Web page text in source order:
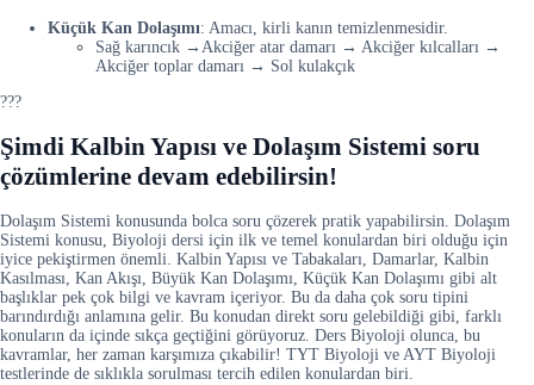
Küçük Kan Dolaşımı: Amacı, kirli kanın temizlenmesidir.
Sağ karıncık →Akciğer atar damarı → Akciğer kılcalları →
Akciğer toplar damarı → Sol kulakçık
???
Şimdi Kalbin Yapısı ve Dolaşım Sistemi soru
çözümlerine devam edebilirsin!
Dolaşım Sistemi konusunda bolca soru çözerek pratik yapabilirsin. Dolaşım
Sistemi konusu, Biyoloji dersi için ilk ve temel konulardan biri olduğu için
iyice pekiştirmen önemli. Kalbin Yapısı ve Tabakaları, Damarlar, Kalbin
Kasılması, Kan Akışı, Büyük Kan Dolaşımı, Küçük Kan Dolaşımı gibi alt
başlıklar pek çok bilgi ve kavram içeriyor. Bu da daha çok soru tipini
barındırdığı anlamına gelir. Bu konudan direkt soru gelebildiği gibi, farklı
konuların da içinde sıkça geçtiğini görüyoruz. Ders Biyoloji olunca, bu
kavramlar, her zaman karşımıza çıkabilir! TYT Biyoloji ve AYT Biyoloji
testlerinde de sıklıkla sorulması tercih edilen konulardan biri.